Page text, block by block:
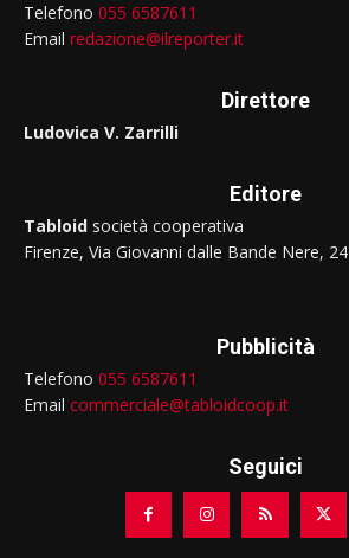
Telefono 055 6587611
Email redazione@ilreporter.it
Direttore
Ludovica V. Zarrilli
Editore
Tabloid società cooperativa
Firenze, Via Giovanni dalle Bande Nere, 24
Pubblicità
Telefono 055 6587611
Email commerciale@tabloidcoop.it
Seguici